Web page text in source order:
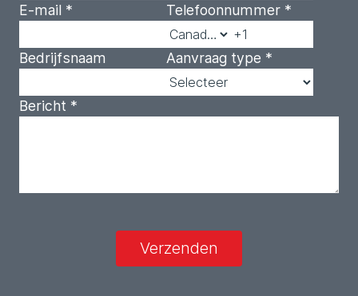
E-mail * Telefoonnummer *
Bedrijfsnaam Aanvraag type *
Bericht *
Verzenden